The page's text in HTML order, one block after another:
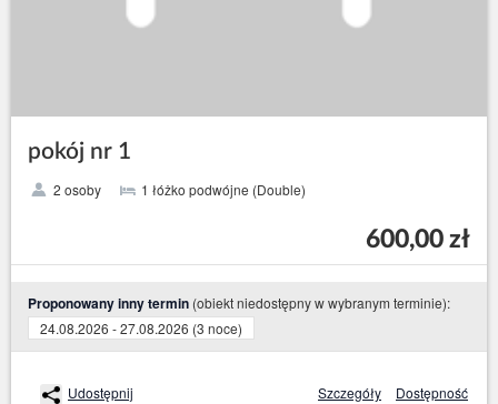
pokój nr 1
2 osoby 1 łóżko podwójne (Double)
600,00 zł
Proponowany inny termin (obiekt niedostępny w wybranym terminie):
24.08.2026 - 27.08.2026 (3 noce)
Udostępnij Szczegóły Dostępność